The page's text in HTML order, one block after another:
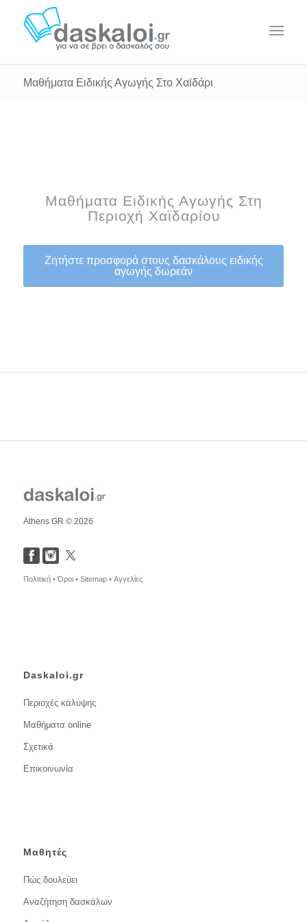
Μαθήματα Ειδικής Αγωγής Στο Χαϊδάρι
Μαθήματα Ειδικής Αγωγής Στη
Περιοχή Χαϊδαρίου
Ζητήστε προσφορά στους δασκάλους ειδικής
αγωγής δωρεάν
Athens GR © 2026
Πολιτική •Όροι • Sitemap • Αγγελίες
Daskaloi.gr
Περιοχές κάλυψης
Μαθήματα online
Σχετικά
Επικοινωνία
Μαθητές
Πώς δουλεύει
Αναζήτηση δασκάλων